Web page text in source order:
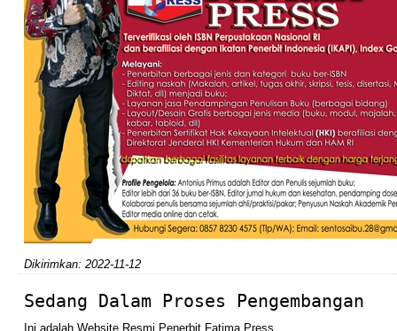
Dikirimkan: 2022-11-12
Sedang Dalam Proses Pengembangan
Ini adalah Website Resmi Penerbit Fatima Press